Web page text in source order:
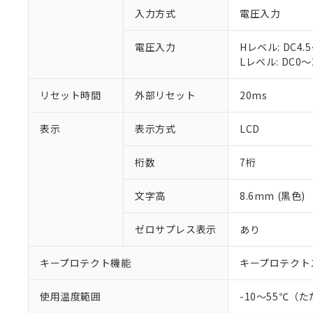
入力方式 電圧入力
電圧入力
Hレベル:
Lレベル: DC0
リセット時間 外部リセット 20ms
表示 表示方式 LCD
桁数 7桁
文字高 8.6mm (黒色)
ゼロサプレス表示 あり
キープロテクト機能 キープロテク
使用温度範囲 -10～55℃（た
ご利用条件
以下の条件をお読
くものです。
当社制御機
のであり、
※1 対応状況
対応済み：EU
調査・確認中：
非該当品：ライ
仕入先様の事情
があります。
六価クロム(Cr(Ⅵ))
ル（DBP） 1000ppm
但し、RoHS指令で産
フタル酸エステル類の
※1 中国
「×」：最大均質
「－」：未確認で
*中国RoHS10物質の基
Pb(鉛) :1000ppm、
Cr(Ⅵ)(六価クロム) :
当社は、こ
う）を輸出
などの必要
ます。
記
号
説明